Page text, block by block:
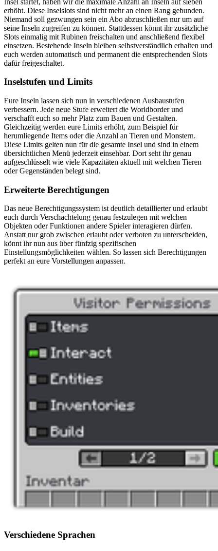
erhöht. Diese Inselslots sind nicht mehr an einen Rang gebunden.
Niemand soll gezwungen sein ein Abo abzuschließen nur um auf
seine Inseln zugreifen zu können. Stattdessen könnt ihr zusätzliche
Slots einmalig mit Rubinen freischalten und anschließend flexibel
einsetzen. Bestehende Inseln bleiben selbstverständlich erhalten und
euch werden automatisch und permanent die entsprechenden Slots
dafür freigeschaltet.
Inselstufen und Limits
Eure Inseln lassen sich nun in verschiedenen Ausbaustufen
verbessern. Jede neue Stufe erweitert die Worldborder und
verschafft euch so mehr Platz zum Bauen und Gestalten.
Gleichzeitig werden eure Limits erhöht, zum Beispiel für
herumliegende Items oder die Anzahl an Tieren und Monstern.
Diese Limits gelten nun für die gesamte Insel und sind in einem
übersichtlichen Menü jederzeit einsehbar. Dort seht ihr genau
aufgeschlüsselt wie viele Kapazitäten aktuell mit welchen Tieren
oder Gegenständen belegt sind.
Erweiterte Berechtigungen
Das neue Berechtigungssystem ist deutlich detaillierter und erlaubt
euch durch Verschachtelung genau festzulegen mit welchen
Objekten oder Funktionen andere Spieler interagieren dürfen.
Anstatt nur grob zwischen erlaubt oder verboten zu unterscheiden,
könnt ihr nun aus über fünfzig spezifischen
Einstellungsmöglichkeiten wählen. So lassen sich Berechtigungen
perfekt an eure Vorstellungen anpassen.
Verschiedene Sprachen